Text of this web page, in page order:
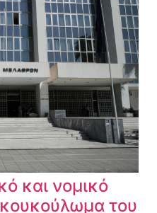
και νομικό
του